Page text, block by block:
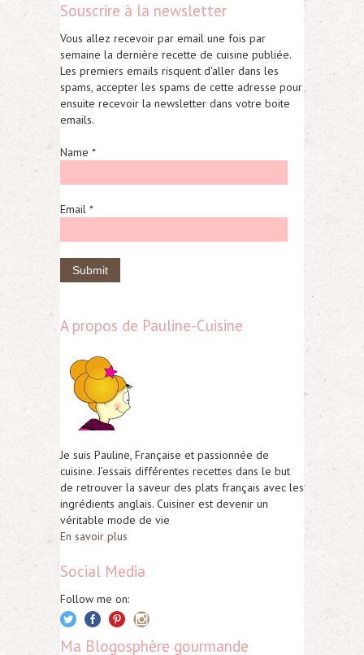
Souscrire à la newsletter
Vous allez recevoir par email une fois par
semaine la dernière recette de cuisine publiée.
Les premiers emails risquent d'aller dans les
spams, accepter les spams de cette adresse pour
ensuite recevoir la newsletter dans votre boite
emails.
Name *
Email *
A propos de Pauline-Cuisine
Je suis Pauline, Française et passionnée de
cuisine. J’essais différentes recettes dans le but
de retrouver la saveur des plats français avec les
ingrédients anglais. Cuisiner est devenir un
véritable mode de vie
En savoir plus
Social Media
Follow me on:
Ma Blogosphère gourmande